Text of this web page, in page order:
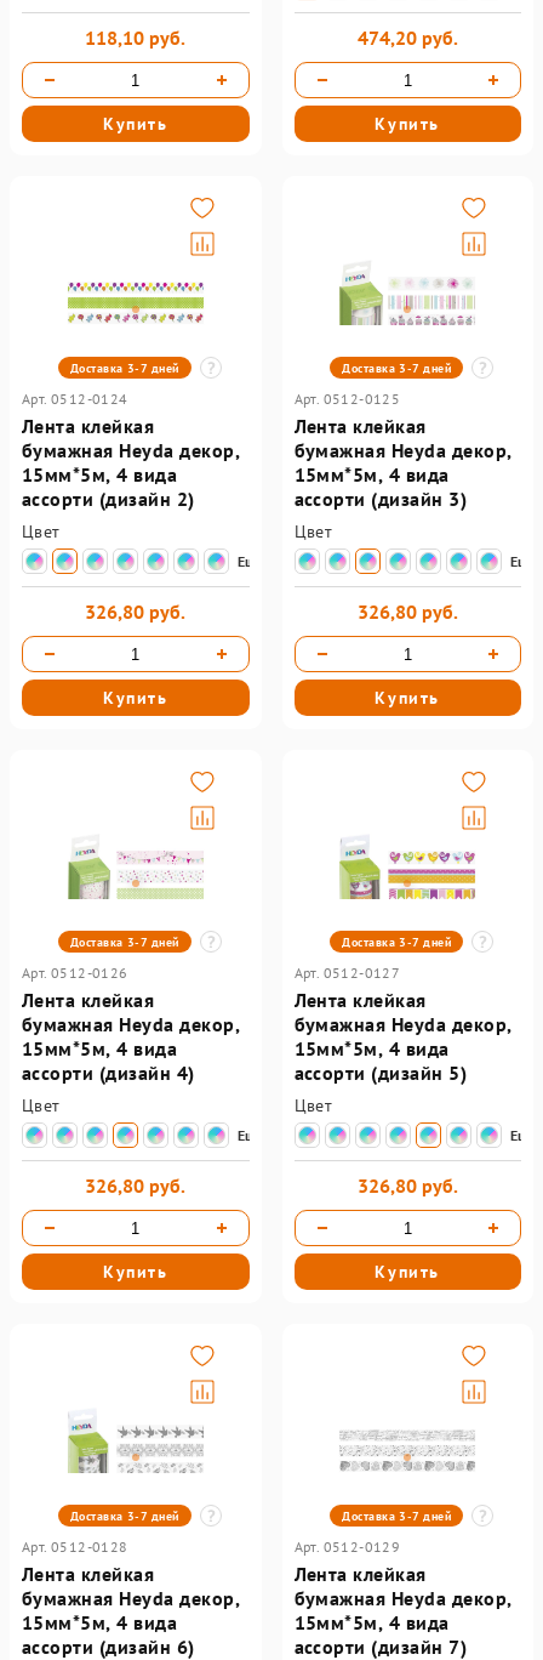
118,10 руб.
Купить
474,20 руб.
Купить
Доставка 3-7 дней
Цвет
Еще
Арт. 0512-0124
Лента клейкая
бумажная Heyda декор,
15мм*5м, 4 вида
ассорти (дизайн 2)
326,80 руб.
Купить
Доставка 3-7 дней
Цвет
Еще
Арт. 0512-0125
Лента клейкая
бумажная Heyda декор,
15мм*5м, 4 вида
ассорти (дизайн 3)
326,80 руб.
Купить
Доставка 3-7 дней
Цвет
Еще
Арт. 0512-0126
Лента клейкая
бумажная Heyda декор,
15мм*5м, 4 вида
ассорти (дизайн 4)
326,80 руб.
Купить
Доставка 3-7 дней
Цвет
Еще
Арт. 0512-0127
Лента клейкая
бумажная Heyda декор,
15мм*5м, 4 вида
ассорти (дизайн 5)
326,80 руб.
Купить
Доставка 3-7 дней
Арт. 0512-0128
Лента клейкая
бумажная Heyda декор,
15мм*5м, 4 вида
ассорти (дизайн 6)
Доставка 3-7 дней
Арт. 0512-0129
Лента клейкая
бумажная Heyda декор,
15мм*5м, 4 вида
ассорти (дизайн 7)